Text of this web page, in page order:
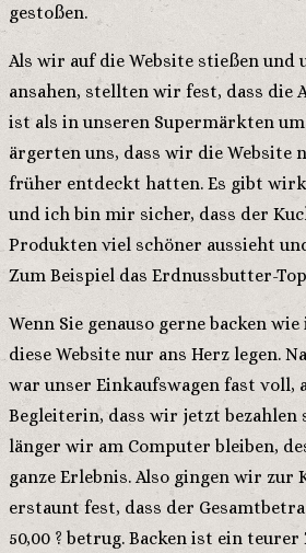
gestoßen.
Als wir auf die Website stießen und
ansahen, stellten wir fest, dass die
ist als in unseren Supermärkten
ärgerten uns, dass wir die Website
früher entdeckt hatten. Es gibt
und ich bin mir sicher, dass der
Produkten viel schöner aussieht
Zum Beispiel das Erdnussbutter-
Wenn Sie genauso gerne backen
diese Website nur ans Herz legen.
war unser Einkaufswagen fast voll,
Begleiterin, dass wir jetzt bezahlen
länger wir am Computer bleiben,
ganze Erlebnis. Also gingen wir zur
erstaunt fest, dass der
50,00 ? betrug. Backen ist ein